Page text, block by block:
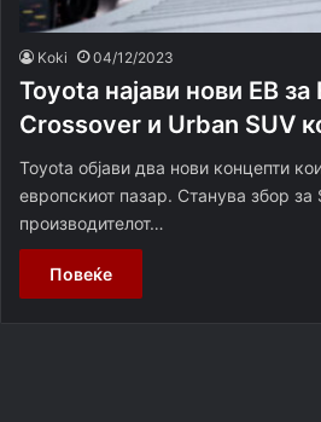
Koki 04/12/2023
Toyota најави нови ЕВ
Crossover и Urban SUV
Toyota објави два нови концепти
европскиот пазар. Станува збор за
производителот…
Повеќе